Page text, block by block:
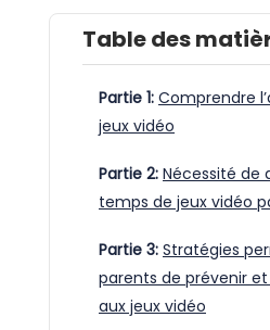
Table des
Partie 1: Comprendre
jeux vidéo
Partie 2: Nécessité de
temps de jeux vidéo
Partie 3: Stratégies
parents de prévenir et
aux jeux vidéo